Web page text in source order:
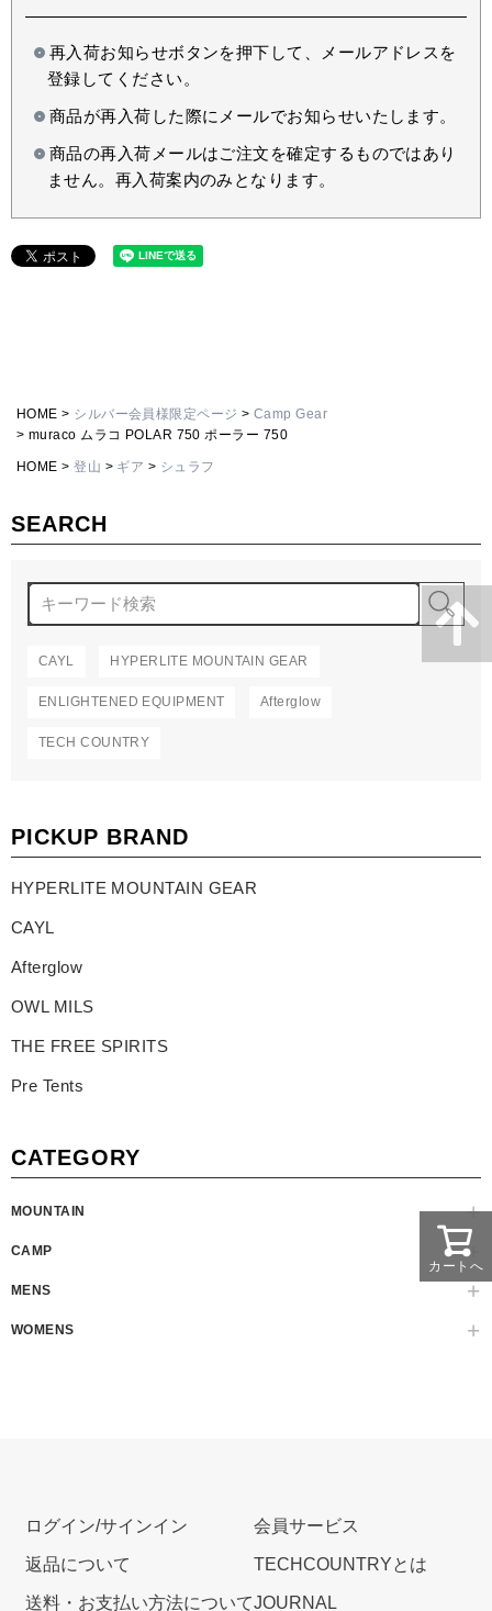
SEARCH
検
CAYL HYPERLITE MOUNTAIN GEAR
ENLIGHTENED EQUIPMENT Afterglow
TECH COUNTRY
PICKUP BRAND
HYPERLITE MOUNTAIN GEAR
CAYL
Afterglow
OWL MILS
THE FREE SPIRITS
Pre Tents
CATEGORY
MOUNTAIN
CAMP
MENS
WOMENS
再入荷お知らせボタンを押下して、メールアドレスを
登録してください。
商品が再入荷した際にメールでお知らせいたします。
商品の再入荷メールはご注文を確定するものではあり
ません。再入荷案内のみとなります。
HOME シルバー会員様限定ページ
Camp Gear
muraco ムラコ POLAR 750 ポーラー 750
HOME 登山 ギア シュラフ
カートへ
ログイン/サインイン
返品について
送料・お支払い方法について
会員サービス
TECHCOUNTRYとは
JOURNAL